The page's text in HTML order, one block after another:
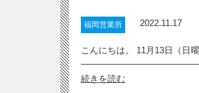
福岡営業所 2022.11.17
こんにちは。 11月13日（日
続きを読む